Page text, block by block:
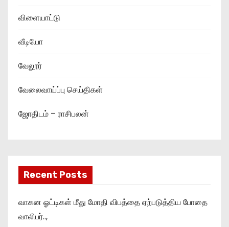
விளையாட்டு
வீடியோ
வேலூர்
வேலைவாய்ப்பு செய்திகள்
ஜோதிடம் – ராசிபலன்
Recent Posts
வாகன ஓட்டிகள் மீது மோதி விபத்தை ஏற்படுத்திய போதை
வாலிபர்..,